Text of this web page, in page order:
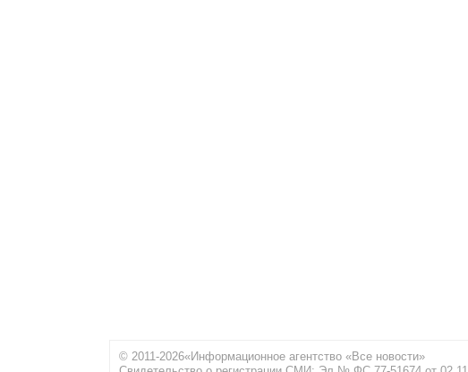
© 2011-2026«Информационное агентство «Все новости»